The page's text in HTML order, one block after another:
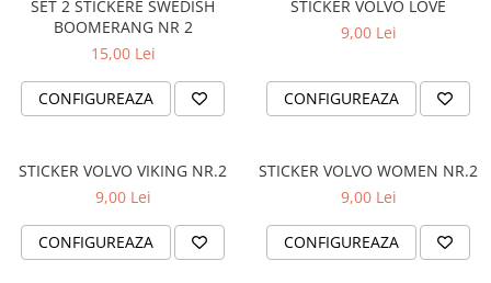
STICKERE JDM
STICKERE PERSONALIZATE
STICKERE PRINTATE
STICKERE UTILAJE AGRICOLE
VANATOARE - PESCUIT
SET 2 STICKERE SWEDISH
BOOMERANG NR 2
15,00 Lei
CONFIGUREAZA
STICKER VOLVO LOVE
9,00 Lei
CONFIGUREAZA
STICKER VOLVO VIKING NR.2
9,00 Lei
CONFIGUREAZA
STICKER VOLVO WOMEN NR.2
9,00 Lei
CONFIGUREAZA